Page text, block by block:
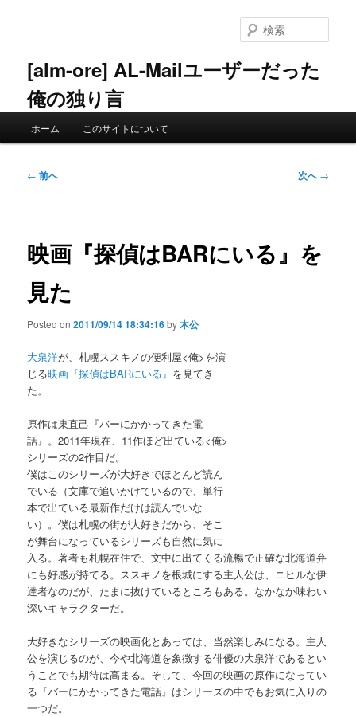
ン
へ
[alm-ore] AL-Mailユーザーだった
俺の独り言
索
ホーム このサイトについて
投
ー
ョ
ン
← 前へ 次へ→
映画『探偵はBARにいる』を
見た
Posted on2011/09/14 18:34:16by木公
大泉洋が、札幌ススキノの便利屋<俺>を演
じる映画『探偵はBARにいる』 を見てき
た。
原作は東直己『バーにかかってきた電
話』。2011年現在、11作ほど出ている<俺>
シリーズの2作目だ。
僕はこのシリーズが大好きでほとんど読ん
でいる（文庫で追いかけているので、単行
本で出ている最新作だけは読んでいな
い）。僕は札幌の街が大好きだから、そこ
が舞台になっているシリーズも自然に気に
入る。著者も札幌在住で、文中に出てくる流暢で正確な北海道弁
にも好感が持てる。ススキノを根城にする主人公は、ニヒルな伊
達者なのだが、たまに抜けているところもある。なかなか味わい
深いキャラクターだ。
大好きなシリーズの映画化とあっては、当然楽しみになる。主人
公を演じるのが、今や北海道を象徴する俳優の大泉洋であるとい
うことでも期待は高まる。そして、今回の映画の原作になってい
る『バーにかかってきた電話』はシリーズの中でもお気に入りの
一つだ。